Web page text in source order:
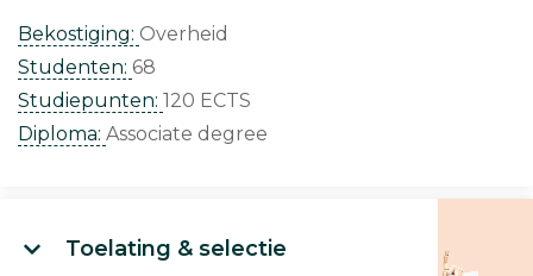
Bekostiging: Overheid
Studenten: 68
Studiepunten: 120 ECTS
Diploma: Associate degree
Toelating & selectie